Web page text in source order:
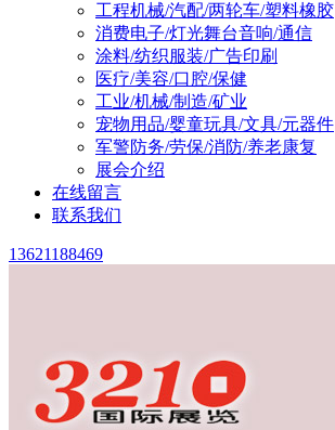
工程机械/汽配/两轮车/塑料橡胶
消费电子/灯光舞台音响/通信
涂料/纺织服装/广告印刷
医疗/美容/口腔/保健
工业/机械/制造/矿业
宠物用品/婴童玩具/文具/元器件
军警防务/劳保/消防/养老康复
展会介绍
在线留言
联系我们
13621188469